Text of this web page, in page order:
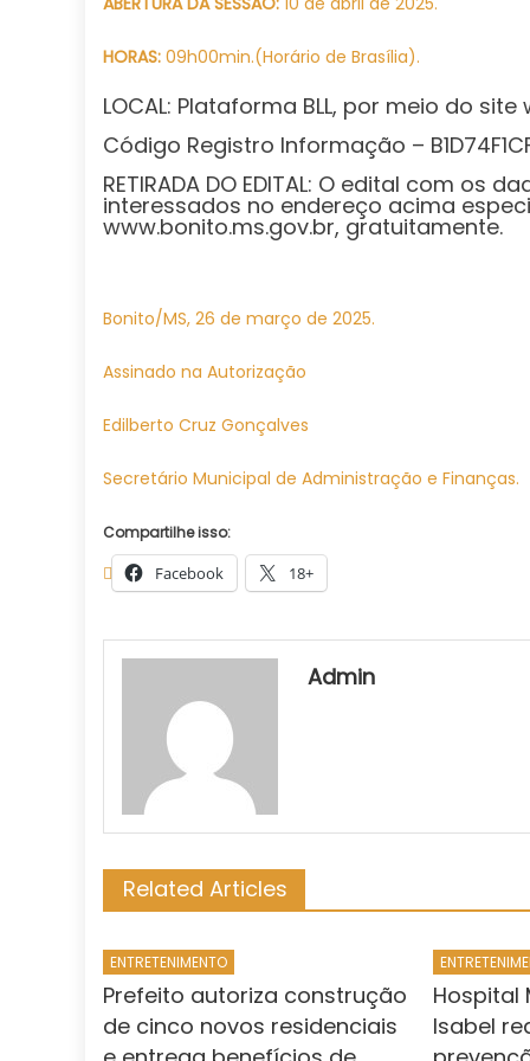
HORAS: 09h00min.(Horário de Brasília).
LOCAL: Plataforma BLL, por meio do site
Código Registro Informação –
RETIRADA DO EDITAL: O edital com
interessados no endereço acima
www.bonito.ms.gov.br, gratuitamente.
Bonito/MS, 26 de março de 2025.
Assinado na Autorização
Edilberto Cruz Gonçalves
Secretário Municipal de Administração e Finanças.
Compartilhe isso:
Facebook 18+
Admin
Related Articles
ENTRETENIMENTO
Prefeito autoriza construção
de cinco novos residenciais
Hospital
Isabel